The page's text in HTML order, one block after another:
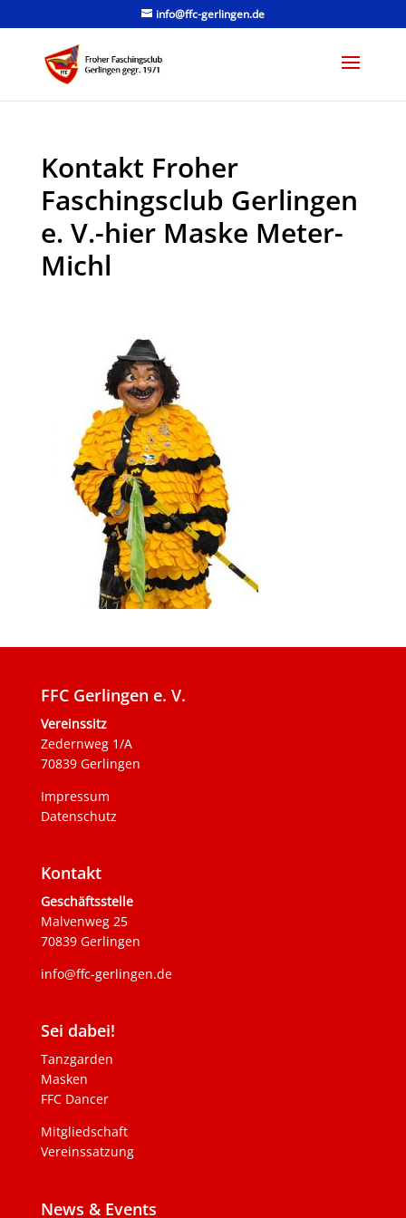
info@ffc-gerlingen.de
Kontakt Froher
Faschingsclub Gerlingen
e. V.-hier Maske Meter-
Michl
FFC Gerlingen e. V.
Vereinssitz
Zedernweg 1/A
70839 Gerlingen
Impressum
Datenschutz
Kontakt
Geschäftsstelle
Malvenweg 25
70839 Gerlingen
info@ffc-gerlingen.de
Sei dabei!
Tanzgarden
Masken
FFC Dancer
Mitgliedschaft
Vereinssatzung
News & Events